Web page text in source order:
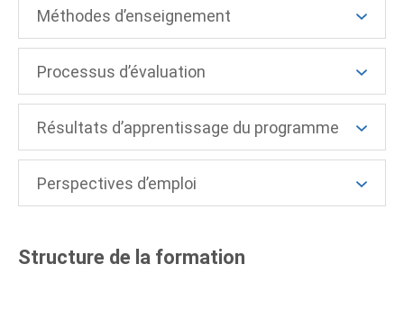
Méthodes d’enseignement
Processus d’évaluation
Résultats d’apprentissage du programme
Perspectives d’emploi
Structure de la formation